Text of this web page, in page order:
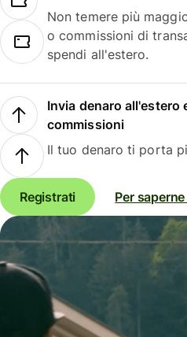
Non temere più
o commissioni di
spendi all'estero.
Invia denaro all'estero
commissioni
Il tuo denaro ti porta
Registrati Per